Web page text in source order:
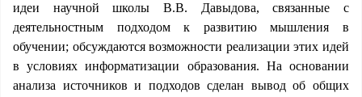
идеи научной школы В.В. Давыдова, связанные с
деятельностным подходом к развитию мышления в
обучении; обсуждаются возможности реализации этих идей
в условиях информатизации образования. На основании
анализа источников и подходов сделан вывод об общих